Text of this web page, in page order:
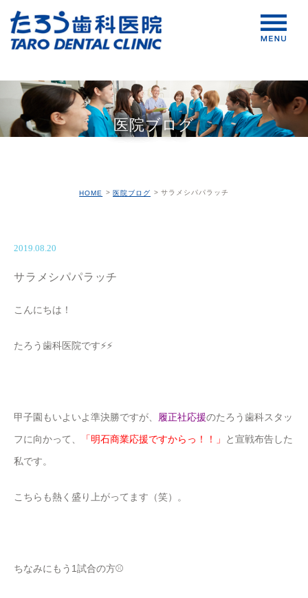
医院ブログ
HOME 医院ブログ サラメシパパラッチ
2019.08.20
サラメシパパラッチ
こんにちは！
たろう歯科医院です⚡️⚡️
甲子園もいよいよ準決勝ですが、 履正社応援のたろう歯科スタッ
フに向かって、
「明石商業応援ですからっ！！」
と宣戦布告した
私です。
こちらも熱く盛り上がってます（笑）。
ちなみにもう1試合の方⚾️